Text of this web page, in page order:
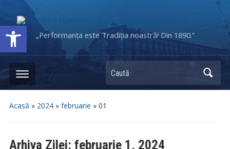
Deschide bara de unelte„Performanța este Tradiția noastră! Din 1890.”
Caută
Acasă » 2024» februarie » 01
Arhiva Zilei: februarie 1, 2024